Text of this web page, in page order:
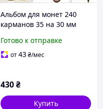
Альбом для монет 240
карманов 35 на 30 мм
Готово к отправке
от43₴/мес
430₴
Купить